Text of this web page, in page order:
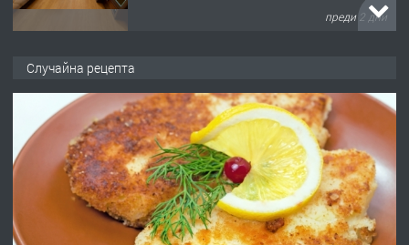
преди 2 дни
АПАРТАМЕНТ В ЦЕНТЪРА НА ГР.
ХАСКОВО
преди 3 дни
Давам гараж под наем
Случайна рецепта